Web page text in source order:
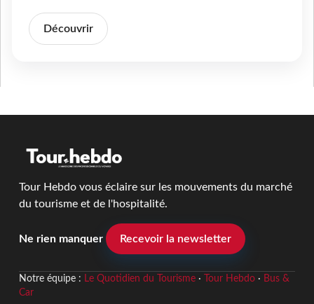
Découvrir
Tour Hebdo vous éclaire sur les mouvements du marché
du tourisme et de l'hospitalité.
Ne rien manquer Recevoir la newsletter
Notre équipe : Le Quotidien du Tourisme· Tour Hebdo· Bus &
Car